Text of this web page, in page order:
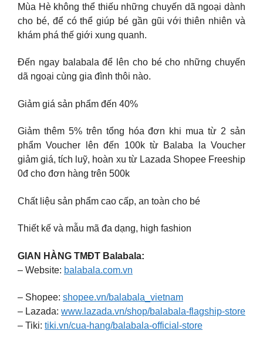
Mùa Hè không thể thiếu những chuyến dã ngoại dành
cho bé, để có thể giúp bé gần gũi với thiên nhiên và
khám phá thế giới xung quanh.
Đến ngay balabala để lên cho bé cho những chuyến
dã ngoại cùng gia đình thôi nào.
Giảm giá sản phẩm đến 40%
Giảm thêm 5% trên tổng hóa đơn khi mua từ 2 sản
phẩm Voucher lên đến 100k từ Balaba la Voucher
giảm giá, tích luỹ, hoàn xu từ Lazada Shopee Freeship
0đ cho đơn hàng trên 500k
Chất liệu sản phẩm cao cấp, an toàn cho bé
Thiết kế và mẫu mã đa dạng, high fashion
GIAN HÀNG TMĐT Balabala:
– Website: balabala.com.vn
– Shopee: shopee.vn/balabala_vietnam
– Lazada: www.lazada.vn/shop/balabala-flagship-store
– Tiki: tiki.vn/cua-hang/balabala-official-store